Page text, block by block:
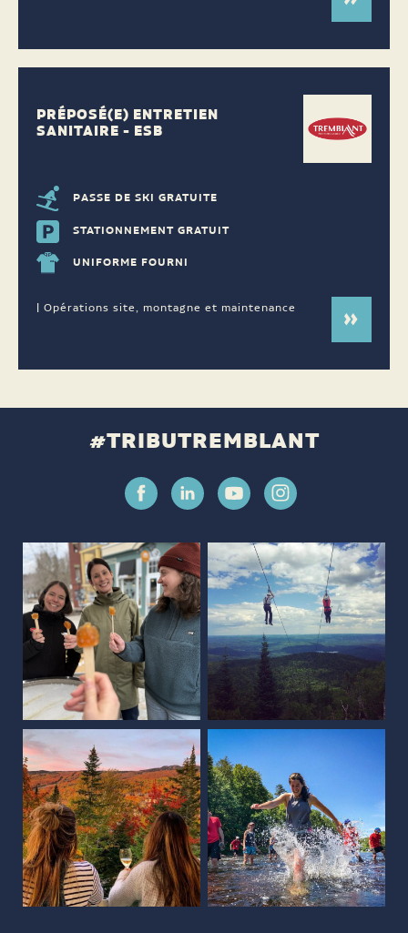
PRÉPOSÉ(E) ENTRETIEN
SANITAIRE - ESB
PASSE DE SKI GRATUITE
STATIONNEMENT GRATUIT
UNIFORME FOURNI
| Opérations site, montagne et maintenance
#TRIBUTREMBLANT